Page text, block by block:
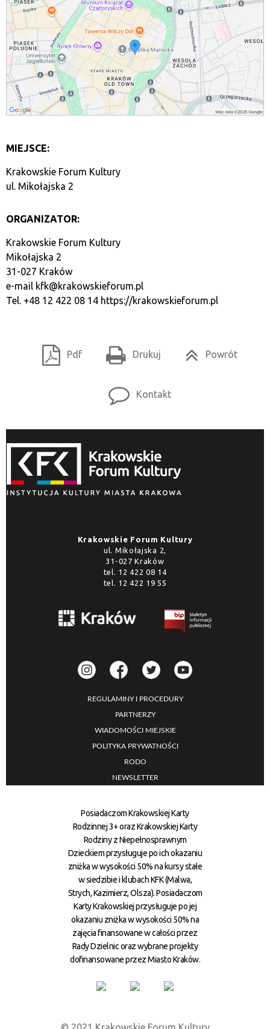
MIEJSCE:
Krakowskie Forum Kultury
ul. Mikołajska 2
ORGANIZATOR:
Krakowskie Forum Kultury
Mikołajska 2
31-027 Kraków
e-mail kfk@krakowskieforum.pl
Tel. +48 12 422 08 14 https://krakowskieforum.pl
Pdf Drukuj Powrót
Kontakt
Krakowskie Forum Kultury
ul. Mikołajska 2,
31-027 Kraków
tel. 12 422 08 14
tel. 12 422 19 55
REGULAMINY I PROCEDURY
PARTNERZY
WIADOMOŚCI MIEJSKIE
POLITYKA PRYWATNOŚCI
RODO
NEWSLETTER
Posiadaczom Krakowskiej Karty
Rodzinnej 3+ oraz Krakowskiej Karty
Rodziny z Niepełnosprawnym
Dzieckiem przysługuje po ich okazaniu
zniżka w wysokości 50% na kursy stałe
w siedzibie i klubach KFK (Malwa,
Strych, Kazimierz, Olsza). Posiadaczom
Karty Krakowskiej przysługuje po jej
okazaniu zniżka w wysokości 50% na
zajęcia finansowane w całości przez
Rady Dzielnic oraz wybrane projekty
dofinansowane przez Miasto Kraków.